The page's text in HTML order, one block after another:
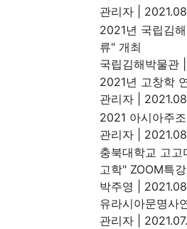
관리자
2021년 국립김
류" 개최
국립김해박물관
2021년 고창학
관리자
2021 아시아주
관리자
충북대학교 고
고학" ZOOM특
박주영
유라시아문명사
관리자